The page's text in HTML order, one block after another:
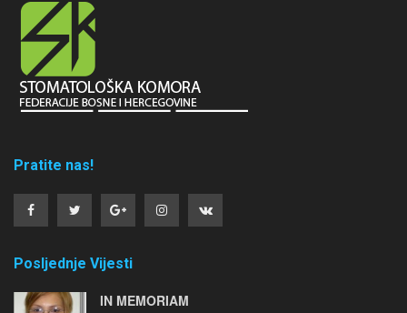
Pratite nas!
Posljednje Vijesti
IN MEMORIAM